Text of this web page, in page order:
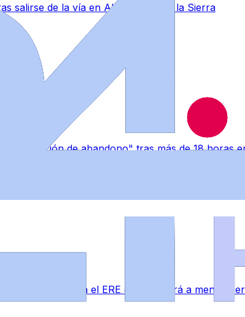
salirse de la vía en Aldeanueva de la Sierra
sensación de abandono" tras más de 18 horas
y sindicatos para el ERE que afectará a menos